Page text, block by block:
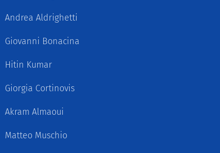
Andrea Aldrighetti
Giovanni Bonacina
Hitin Kumar
Giorgia Cortinovis
Akram Almaoui
Matteo Muschio